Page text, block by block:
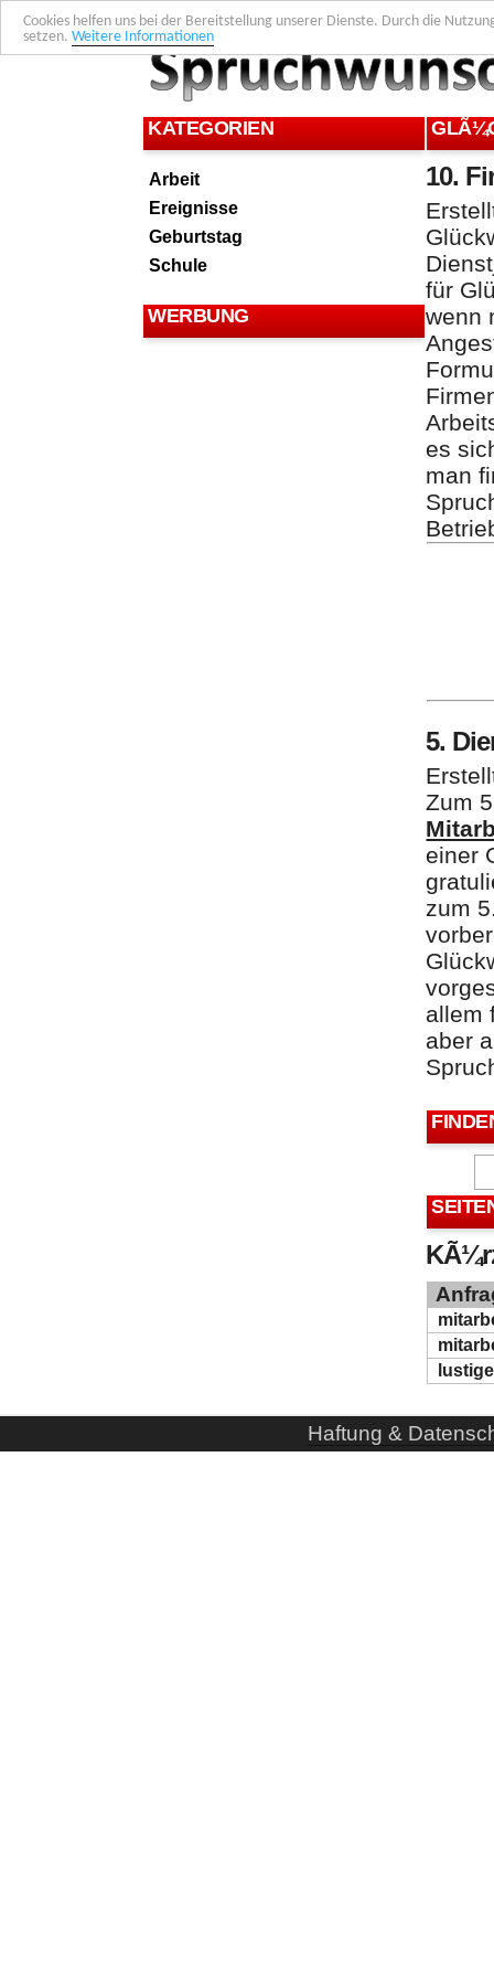
Cookies helfen uns bei der Bereitstellung unserer Dienste. Durch die
setzen. Weitere Informationen
KATEGORIEN
Arbeit
Ereignisse
Geburtstag
Schule
WERBUNG
10.
für
wenn
es
man
5.
Zum
einer
zum
allem
aber
Haftung &